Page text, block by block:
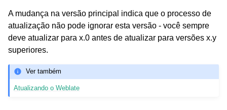
A mudança na versão principal indica que o processo de
atualização não pode ignorar esta versão - você sempre
deve atualizar para x.0 antes de atualizar para versões x.y
superiores.
Ver também
Atualizando o Weblate